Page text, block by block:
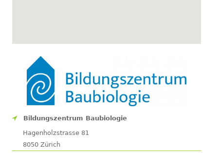
Bildungszentrum Baubiologie
Hagenholzstrasse 81
8050 Zürich